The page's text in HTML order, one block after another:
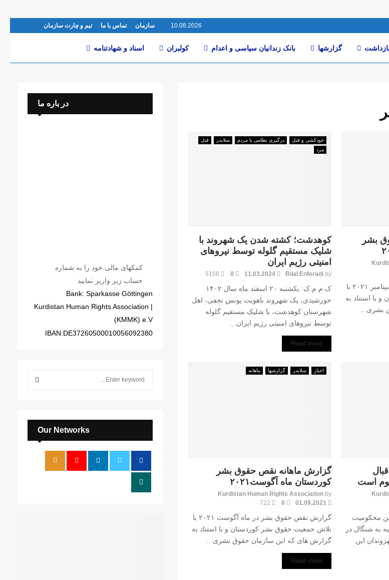
10.08.2026 سازمان تماس با ما تیم و چارت سازمان
گزارشها بانک زندانیان سیاسی و اعدام کولبران اسناد و شهادتنامە
خودکشی و قتل درگیری نظامی با مردم سلایدر
قتل
مرد
کوهدشت؛ کشته شدن یک شهروند با
شلیک مستقیم گلوله توسط نیروهای
امنیتی رژیم ایران
by
Bilal Enferadi
11.03.2024
0
5156
ک.م.م.ک: یکشنبه ٢٠ اسفند ماه سال ١۴٠٢
خورشیدی، یک شهروند باهویت یونس نجفی، اهل
شهرستان کوهدشت، با شلیک مستقیم گلوله
توسط نیروهای امنیتی رژیم ایران...
Read more
بشر
گزارش نقص حقوق بشر در ماه سپتامبر ۲۰۲۱ با
با استناد به
بشری...
اخبار سلایدر گزارشها ماهانە
گزارش ماهانه نقص حقوق بشر
کوردستان ماه آگوست۲۰۲۱
by
Kurdistan Human Rights Association
01.09.2021
0
722
گزارش نقص حقوق بشر در ماه آگوست ۲۰۲۱ با
تلاش جمعیت حقوق بشر کوردستان و با استناد به
گزارش های که این سازمان حقوق بشری...
Read more
است
محکومیت
به شنگال در
این
در باره ما
کمکهای مالی خود را به شماره
حساب زیر واریز نمایید
Bank: Sparkasse Göttingen
| Kurdistan Human Rights Association
(KMMK) e.V
IBAN:DE37260500010056092380
:
E
A
Our Networks